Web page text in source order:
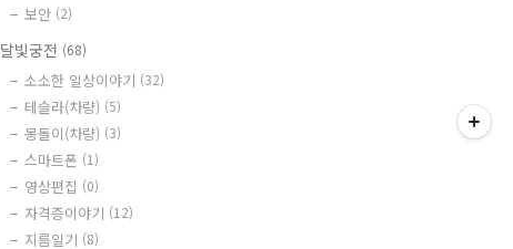
보안 (2)
달빛궁전 (68)
소소한 일상이야기 (32)
테슬라(차량) (5)
몽돌이(차량) (3)
스마트폰 (1)
영상편집 (0)
자격증이야기 (12)
지름일기 (8)